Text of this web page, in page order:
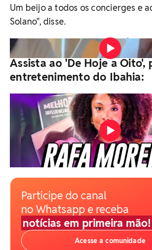
Um beijo a todos os concierges e
Solano", disse.
Vídeo: Reprodução /
Assista ao 'De Hoje a Oito',
entretenimento do Ibahia:
Participe do canal
no Whatsapp e receba
notícias em primeira mão!
Acesse a comunidade